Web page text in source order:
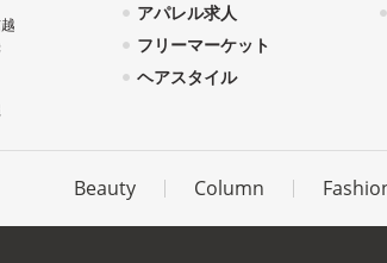
アパレル求人
フリーマーケット
ヘアスタイル
Beauty Column